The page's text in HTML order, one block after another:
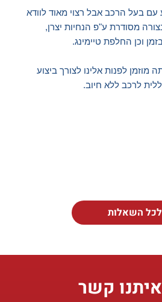
עם בעל הרכב אבל רצוי מאוד לוודא
מסודרת ע"פ הנחיות יצרן,
וכן החלפת טיימינג.
לפנות אלינו לצורך ביצוע
לרכב ללא חיוב.
לכל השאלות
קשר